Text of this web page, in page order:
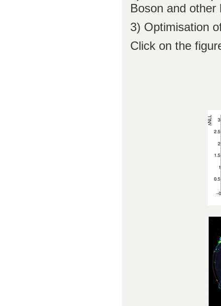
Boson and
3) Optimisation
Click on the